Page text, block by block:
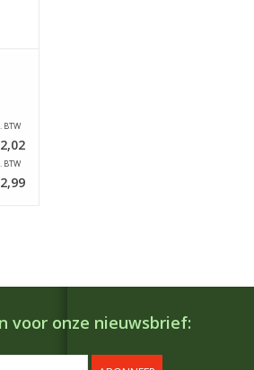
BTW
BTW
voor onze nieuwsbrief: